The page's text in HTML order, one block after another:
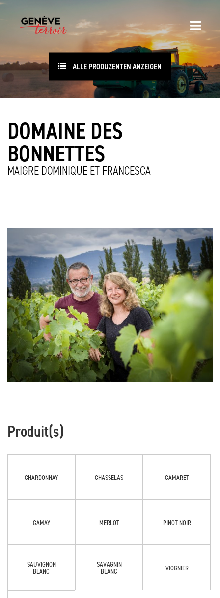
ALLE PRODUZENTEN ANZEIGEN
DOMAINE DES
BONNETTES
MAIGRE DOMINIQUE ET FRANCESCA
Produit(s)
CHARDONNAY CHASSELAS GAMARET
GAMAY MERLOT PINOT NOIR
SAUVIGNON
BLANC
SAVAGNIN
BLANC
VIOGNIER